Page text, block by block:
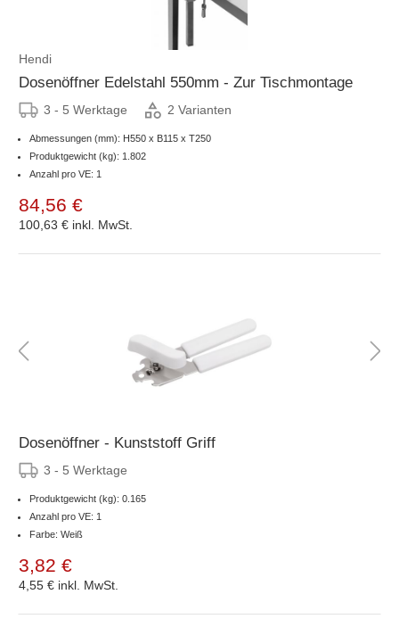
Hendi
Dosenöffner Edelstahl 550mm - Zur Tischmontage
3 - 5 Werktage 2 Varianten
Abmessungen (mm): H550 x B115 x T250
Produktgewicht (kg): 1.802
Anzahl pro VE: 1
84,56 €
100,63 € inkl. MwSt.
Dosenöffner - Kunststoff Griff
3 - 5 Werktage
Produktgewicht (kg): 0.165
Anzahl pro VE: 1
Farbe: Weiß
3,82 €
4,55 € inkl. MwSt.